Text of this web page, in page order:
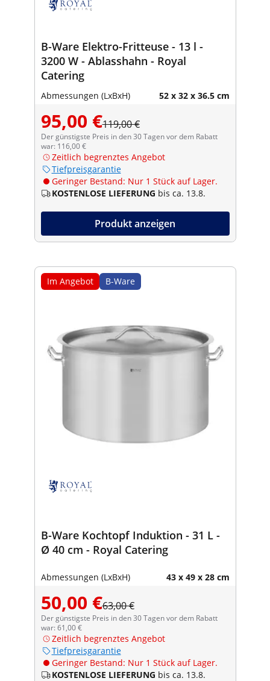
B-Ware Elektro-Fritteuse - 13 l -
3200 W - Ablasshahn - Royal
Catering
Abmessungen (LxBxH) 52 x 32 x 36.5 cm
95,00 €119,00 €
Der günstigste Preis in den 30 Tagen vor dem Rabatt
war: 116,00 €
Zeitlich begrenztes Angebot
Tiefpreisgarantie
Geringer Bestand: Nur 1 Stück auf Lager.
KOSTENLOSE LIEFERUNG bis ca. 13.8.
Produkt anzeigen
Im Angebot B-Ware
B-Ware Kochtopf Induktion - 31 L -
Ø 40 cm - Royal Catering
Abmessungen (LxBxH) 43 x 49 x 28 cm
50,00 €63,00 €
Der günstigste Preis in den 30 Tagen vor dem Rabatt
war: 61,00 €
Zeitlich begrenztes Angebot
Tiefpreisgarantie
Geringer Bestand: Nur 1 Stück auf Lager.
KOSTENLOSE LIEFERUNG bis ca. 13.8.